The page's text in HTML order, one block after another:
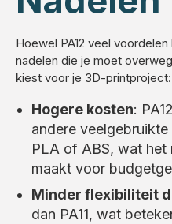
Hoewel PA12 veel
nadelen die je moet
kiest voor je 3D-printproject:
Hogere kosten:
andere
PLA of ABS, wat het
maakt voor
Minder flexibiliteit
dan PA11, wat